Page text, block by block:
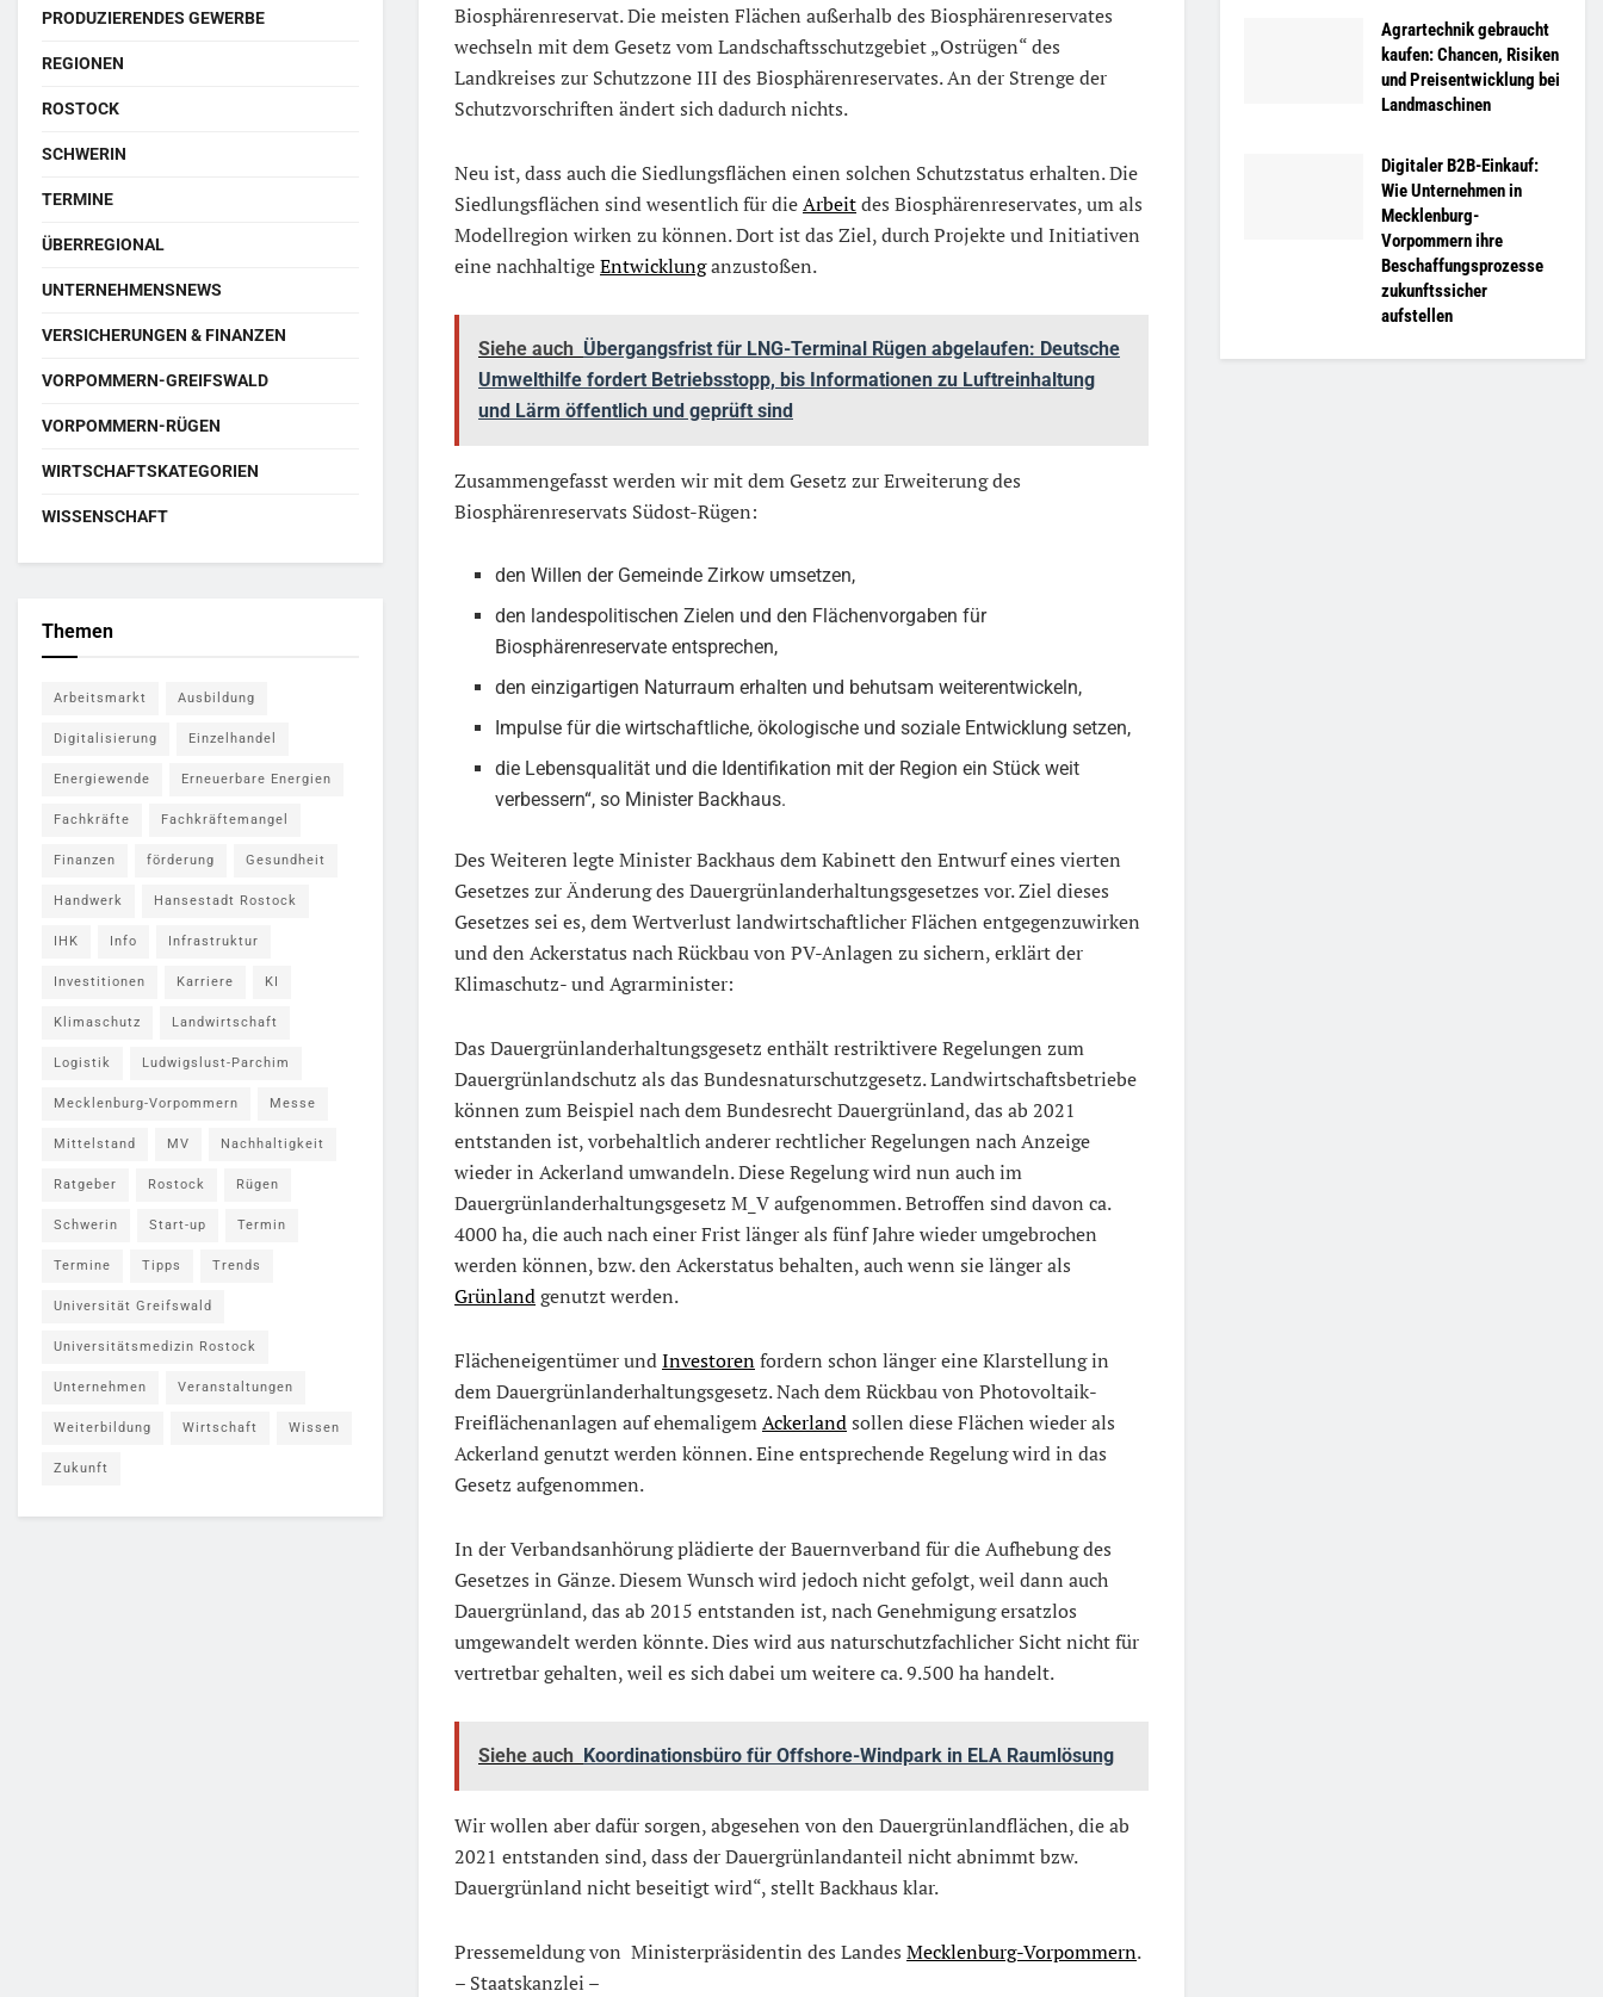
Biosphärenreservat. Die meisten Flächen außerhalb des Biosphärenreservates
wechseln mit dem Gesetz vom Landschaftsschutzgebiet „Ostrügen“ des
Landkreises zur Schutzzone III des Biosphärenreservates. An der Strenge der
Schutzvorschriften ändert sich dadurch nichts.
Neu ist, dass auch die Siedlungsflächen einen solchen Schutzsta­tus erhalten. Die
Siedlungsflächen sind wesentlich für dieArbeitdes Biosphärenreservates, um als
Modellregion wirken zu können. Dort ist das Ziel, durch Projekte und Initiativen
eine nachhaltigeEntwicklunganzustoßen.
Siehe auch Übergangsfrist für LNG-Terminal Rügen abgelaufen: Deutsche
Umwelthilfe fordert Betriebsstopp, bis Informationen zu Luftreinhaltung
und Lärm öffentlich und geprüft sind
Zusammengefasst werden wir mit dem Gesetz zur Erweiterung des
Biosphärenreservats Südost-Rügen:
den Willen der Gemeinde Zirkow umsetzen,
den landespolitischen Zielen und den Flächenvorgaben für
Biosphärenreservate entsprechen,
den einzigartigen Naturraum erhalten und behutsam weiterentwickeln,
Impulse für die wirtschaftliche, ökologische und soziale Entwicklung setzen,
die Lebensqualität und die Identifikation mit der Region ein Stück weit
verbessern“, so Minister Backhaus.
Des Weiteren legte Minister Backhaus dem Kabinett den Entwurf eines vierten
Gesetzes zur Änderung des Dauergrünland­erhaltungsgesetzes vor. Ziel dieses
Gesetzes sei es, dem Wertverlust landwirtschaftlicher Flächen entgegenzuwirken
und den Ackerstatus nach Rückbau von PV-Anlagen zu sichern, erklärt der
Klimaschutz- und Agrar­minister:
Das Dauergrünlanderhaltungsgesetz enthält restriktivere Regelungen zum
Dauergrünlandschutz als das Bundesnatur­schutzgesetz. Landwirtschaftsbetriebe
können zum Beispiel nach dem Bundesrecht Dauergrünland, das ab 2021
entstanden ist, vorbehaltlich anderer rechtlicher Rege­lungen nach Anzeige
wieder in Ackerland umwandeln. Diese Regelung wird nun auch im
Dauergrünlanderhaltungsgesetz M_V aufgenommen. Betroffen sind davon ca.
4000 ha, die auch nach einer Frist länger als fünf Jahre wieder umgebrochen
werden können, bzw. den Ackerstatus behalten, auch wenn sie länger als
Grünlandgenutzt werden.
Flächeneigentümer undInvestorenfordern schon länger eine Klarstellung in
dem Dauergrünlanderhaltungsgesetz. Nach dem Rückbau von Photovoltaik-
Freiflächenanlagen auf ehemaligemAckerlandsollen diese Flächen wieder als
Ackerland genutzt werden können. Eine entsprechende Regelung wird in das
Gesetz aufgenommen.
In der Verbandsanhörung plädierte der Bauernverband für die Aufhebung des
Gesetzes in Gänze. Diesem Wunsch wird jedoch nicht gefolgt, weil dann auch
Dauergrünland, das ab 2015 ent­standen ist, nach Genehmigung ersatzlos
umgewandelt werden könnte. Dies wird aus naturschutzfachlicher Sicht nicht für
vertretbar gehalten, weil es sich dabei um weitere ca. 9.500 ha handelt.
Siehe auch Koordinationsbüro für Offshore-Windpark in ELA Raumlösung
Wir wollen aber dafür sorgen, abgesehen von den Dauergrün­landflächen, die ab
2021 entstanden sind, dass der Dauergrün­land­anteil nicht abnimmt bzw.
Dauergrünland nicht beseitigt wird“, stellt Backhaus klar.
Pressemeldung von Ministerpräsidentin des Landes Mecklenburg-Vorpommern.
– Staatskanzlei –
PRODUZIERENDES GEWERBE
REGIONEN
ROSTOCK
SCHWERIN
TERMINE
ÜBERREGIONAL
UNTERNEHMENSNEWS
VERSICHERUNGEN & FINANZEN
VORPOMMERN-GREIFSWALD
VORPOMMERN-RÜGEN
WIRTSCHAFTSKATEGORIEN
WISSENSCHAFT
Themen
Arbeitsmarkt Ausbildung
Digitalisierung Einzelhandel
Energiewende Erneuerbare Energien
Fachkräfte Fachkräftemangel
Finanzen förderung Gesundheit
Handwerk Hansestadt Rostock
IHK Info Infrastruktur
Investitionen Karriere KI
Klimaschutz Landwirtschaft
Logistik Ludwigslust-Parchim
Mecklenburg-Vorpommern Messe
Mittelstand MV Nachhaltigkeit
Ratgeber Rostock Rügen
Schwerin Start-up Termin
Termine Tipps Trends
Universität Greifswald
Universitätsmedizin Rostock
Unternehmen Veranstaltungen
Weiterbildung Wirtschaft Wissen
Zukunft
Agrartechnik gebraucht
kaufen: Chancen, Risiken
und Preisentwicklung bei
Landmaschinen
Digitaler B2B-Einkauf:
Wie Unternehmen in
Mecklenburg-
Vorpommern ihre
Beschaffungsprozesse
zukunftssicher
aufstellen